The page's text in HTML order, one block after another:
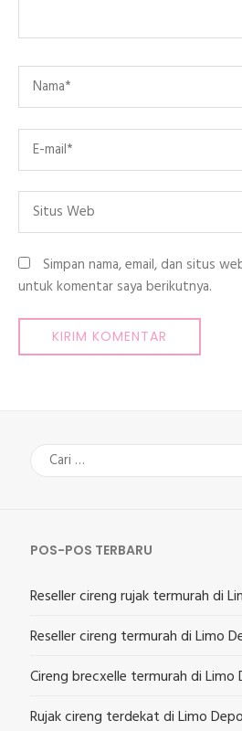
Name
Email
Situs
Simpan nama, email, dan situs
untuk komentar saya berikutnya.
Cari
untuk:
POS-POS TERBARU
Reseller cireng rujak termurah di
Reseller cireng termurah di Limo
Cireng brecxelle termurah di Limo
Rujak cireng terdekat di Limo